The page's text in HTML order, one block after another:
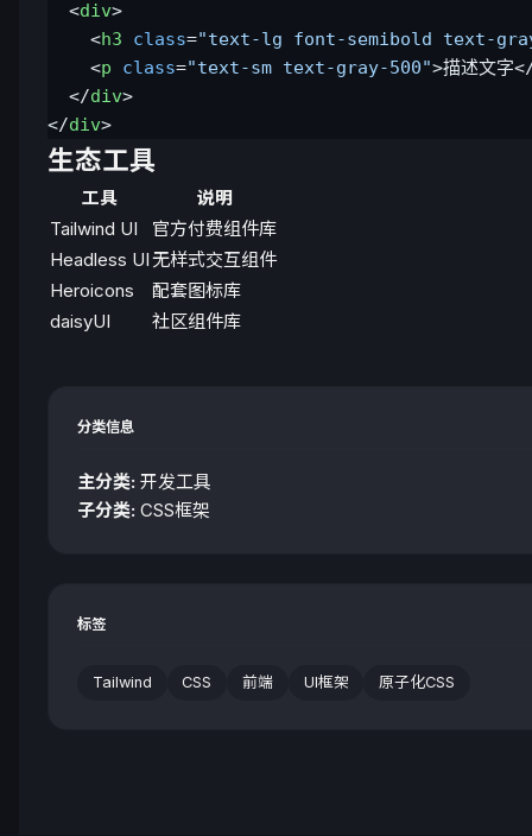
  <
div>
    <
h3 class="text-lg font-semibold text-
    <
p class="text-sm text-gray-500">描述文字
  </
div>
</div>
生态工具
工具
说明
Tailwind UI
官方付费组件库
Headless UI无样式交互组件
Heroicons
配套图标库
daisyUI
社区组件库
分类信息
主分类: 开发工具
子分类: CSS框架
标签
Tailwind CSS 前端 UI框架 原子化CSS